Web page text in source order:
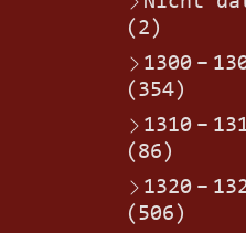
(2)
1300 –
(354)
1310 –
(86)
1320 –
(506)